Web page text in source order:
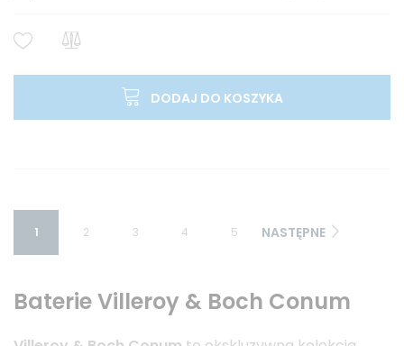
DODAJ DO KOSZYKA
1 2 3 4 5 NASTĘPNE
Baterie Villeroy & Boch Conum